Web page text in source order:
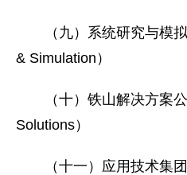
（九）系统研究与模拟
& Simulation）
（十）铁山解决方案公
Solutions）
（十一）应用技术集团